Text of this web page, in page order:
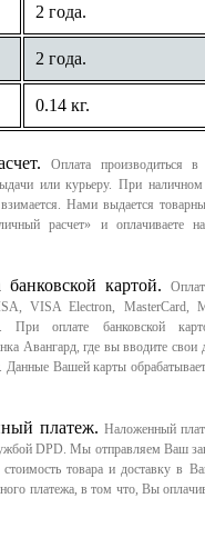
2 года.
2 года.
0.14 кг.
Оплата производиться
или курьеру. При наличном
Нами выдается
расчет» и оплачиваете
банковской картой.
VISA Electron, MasterCard,
При оплате банковской
Авангард, где вы вводите свои
Данные Вашей карты
платеж. Наложенный
DPD. Мы отправляем Ваш
товара и доставку в
платежа, в том что, Вы